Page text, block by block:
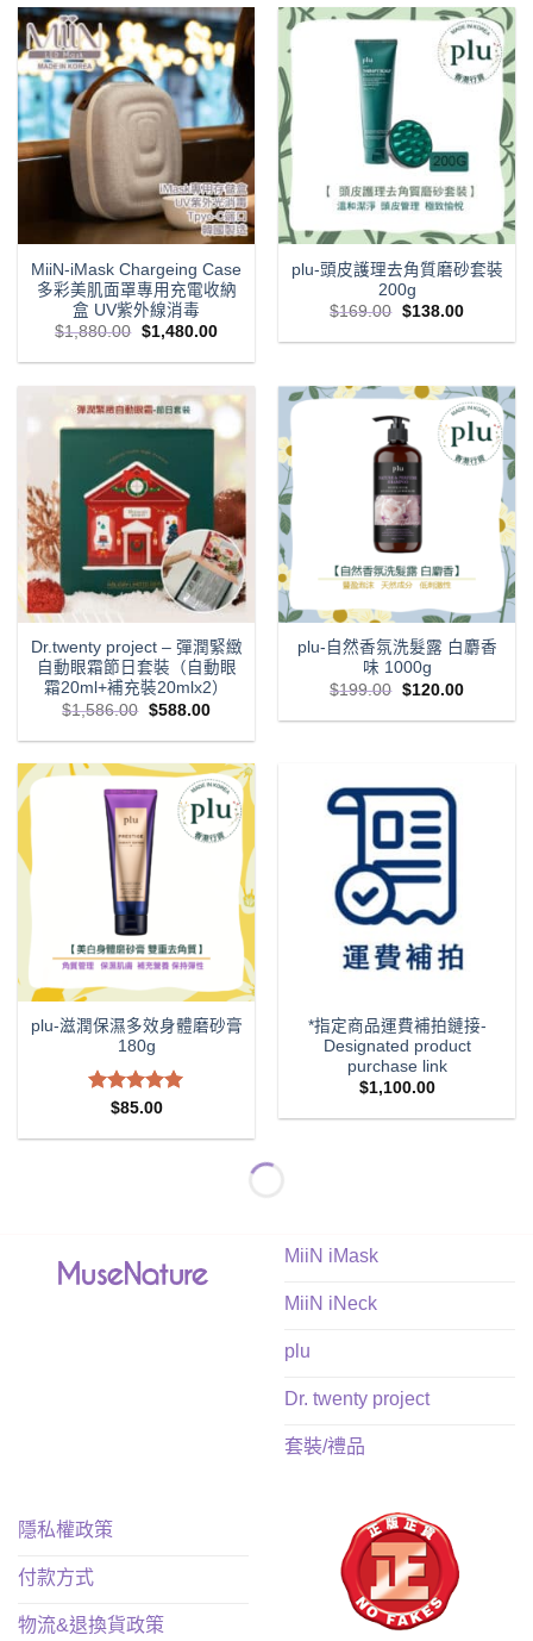
MiiN-iMask Chargeing Case
多彩美肌面罩專用充電收納
盒 UV紫外線消毒
$1,880.00 Original
was:
$1,480.00Current
is:
plu-頭皮護理去角質磨砂套裝
200g
$169.00 Original
was:
$138.00Current
is:
Dr.twenty project – 彈潤緊緻
自動眼霜節日套裝（自動眼
霜20ml+補充裝20mlx2）
$1,586.00 Original
was:
$588.00Current
is:
plu-自然香氛洗髮露 白麝香
味 1000g
$199.00 Original
was:
$120.00Current
is:
plu-滋潤保濕多效身體磨砂膏
180g
評分5.00
$85.00
*指定商品運費補拍鏈接-
Designated product
purchase link
$1,100.00
MiiN iMask
MiiN iNeck
plu
Dr. twenty project
套裝/禮品
隱私權政策
付款方式
物流&退換貨政策